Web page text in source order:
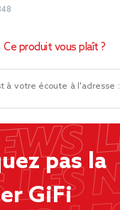
Ce produit vous plaît ?
à votre écoute à l'adresse :
pas la
GiFi